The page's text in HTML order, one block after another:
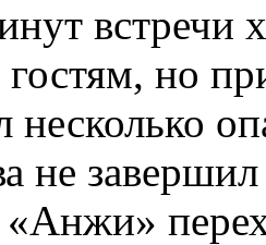
встречи
но
несколько
не